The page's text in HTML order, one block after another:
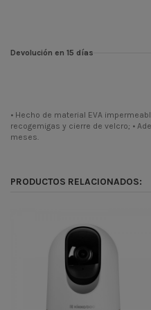
Devolución en 15 días
• Hecho de material EVA
recogemigas y cierre de velcro; •
meses.
PRODUCTOS RELACIONADOS: